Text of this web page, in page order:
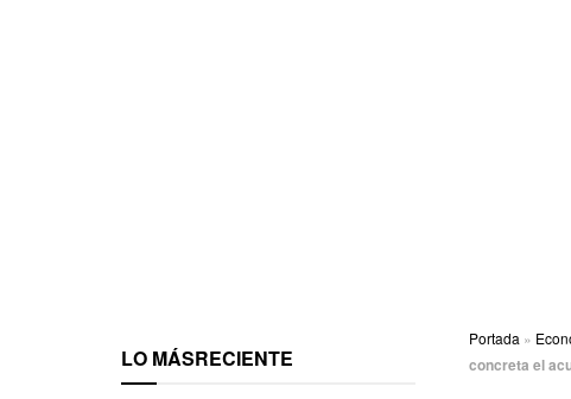
Portada »
concreta el
LO MÁSRECIENTE